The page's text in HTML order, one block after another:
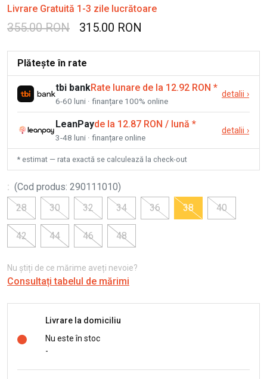
Livrare Gratuită 1-3 zile lucrătoare
355.00 RON 315.00 RON
Plătește în rate
tbi bankRate lunare de la 12.92 RON *
6-60 luni · finanțare 100% online
detalii ›
LeanPayde la 12.87 RON / lună *
3-48 luni · finanțare online
detalii ›
* estimat — rata exactă se calculează la check-out
: (Cod produs: 290111010)
28
30 32 34 36 38 40
42 44 46 48
Nu știți de ce mărime aveți nevoie?
Consultați tabelul de mărimi
Livrare la domiciliu
Nu este în stoc
-